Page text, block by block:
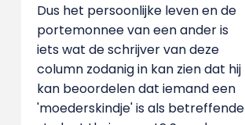
Dus het persoonlijke leven en de
portemonnee van een ander is
iets wat de schrijver van deze
column zodanig in kan zien dat hij
kan beoordelen dat iemand een
'moederskindje' is als betreffende